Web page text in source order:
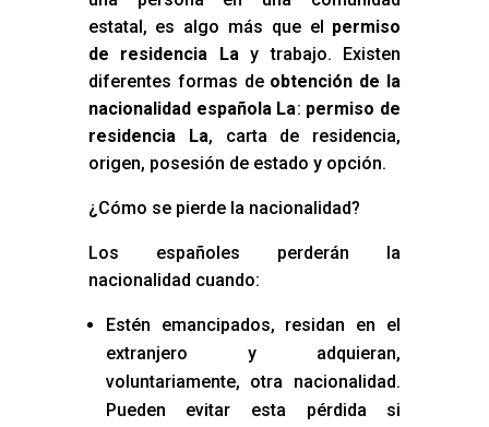
estatal, es algo más que el permiso
de residencia Lay trabajo. Existen
diferentes formas de obtención de la
nacionalidad española La: permiso de
residencia La, carta de residencia,
origen, posesión de estado y opción.
¿Cómo se pierde la nacionalidad?
Los españoles perderán la
nacionalidad cuando:
Estén emancipados, residan en el
extranjero y adquieran,
voluntariamente, otra nacionalidad.
Pueden evitar esta pérdida si